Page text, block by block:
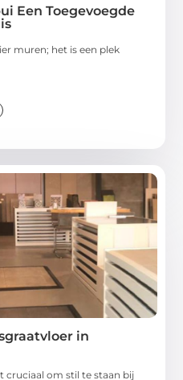
Een Toegevoegde
muren; het is een plek
in
cruciaal om stil te staan bij